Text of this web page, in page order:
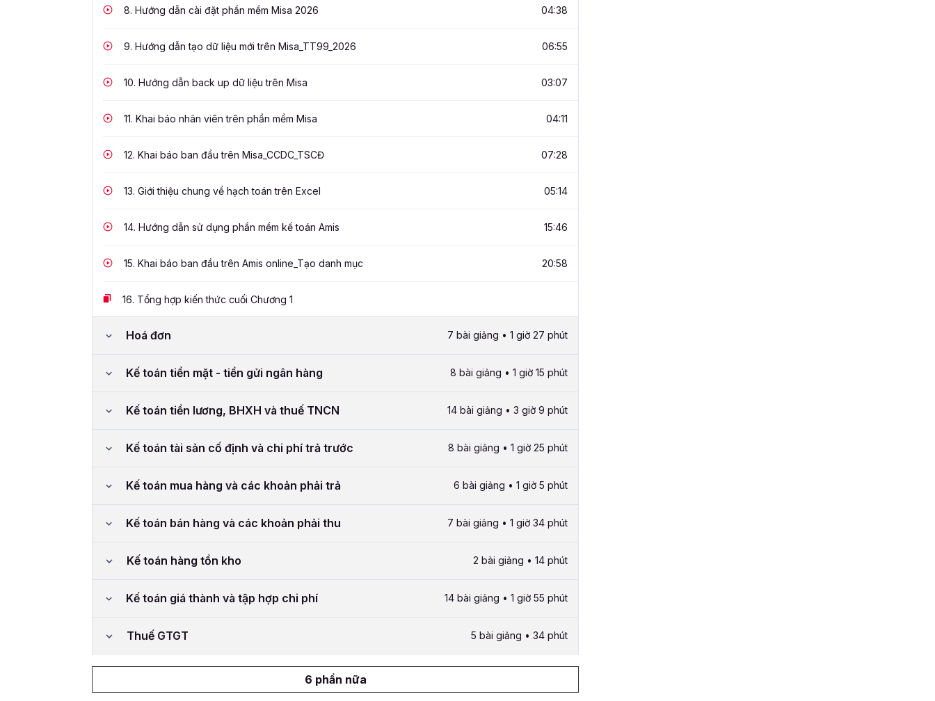
8. Hướng dẫn cài đặt phần mềm Misa 2026 04:38
9. Hướng dẫn tạo dữ liệu mới trên Misa_TT99_2026 06:55
10. Hướng dẫn back up dữ liệu trên Misa 03:07
11. Khai báo nhân viên trên phần mềm Misa 04:11
12. Khai báo ban đầu trên Misa_CCDC_TSCĐ 07:28
13. Giới thiệu chung về hạch toán trên Excel 05:14
14. Hướng dẫn sử dụng phần mềm kế toán Amis 15:46
15. Khai báo ban đầu trên Amis online_Tạo danh mục 20:58
16. Tổng hợp kiến thức cuối Chương 1
Hoá đơn 7 bài giảng • 1 giờ 27 phút
Kế toán tiền mặt - tiền gửi ngân hàng 8 bài giảng • 1 giờ 15 phút
Kế toán tiền lương, BHXH và thuế TNCN 14 bài giảng • 3 giờ 9 phút
Kế toán tài sản cố định và chi phí trả trước 8 bài giảng • 1 giờ 25 phút
Kế toán mua hàng và các khoản phải trả 6 bài giảng • 1 giờ 5 phút
Kế toán bán hàng và các khoản phải thu 7 bài giảng • 1 giờ 34 phút
Kế toán hàng tồn kho 2 bài giảng • 14 phút
Kế toán giá thành và tập hợp chi phí 14 bài giảng • 1 giờ 55 phút
Thuế GTGT 5 bài giảng • 34 phút
6 phần nữa